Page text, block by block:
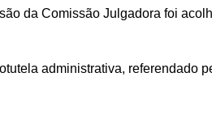
da Comissão Julgadora foi
administrativa, referendado